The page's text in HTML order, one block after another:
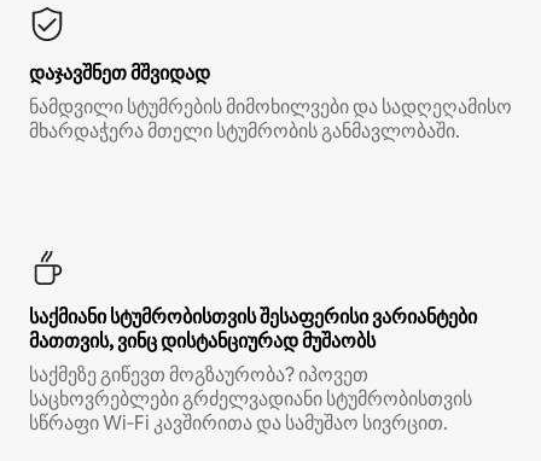
დაჯავშნეთ მშვიდად
ნამდვილი სტუმრების მიმოხილვები და სადღეღამისო
მხარდაჭერა მთელი სტუმრობის განმავლობაში.
საქმიანი სტუმრობისთვის შესაფერისი ვარიანტები
მათთვის, ვინც დისტანციურად მუშაობს
საქმეზე გიწევთ მოგზაურობა? იპოვეთ
საცხოვრებლები გრძელვადიანი სტუმრობისთვის
სწრაფი Wi‑Fi კავშირითა და სამუშაო სივრცით.